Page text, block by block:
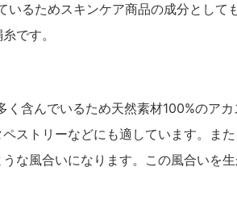
るためスキンケア商品の成分とし
です。
含んでいるため天然素材100%のア
ストリーなどにも適しています。ま
な風合いになります。この風合いを